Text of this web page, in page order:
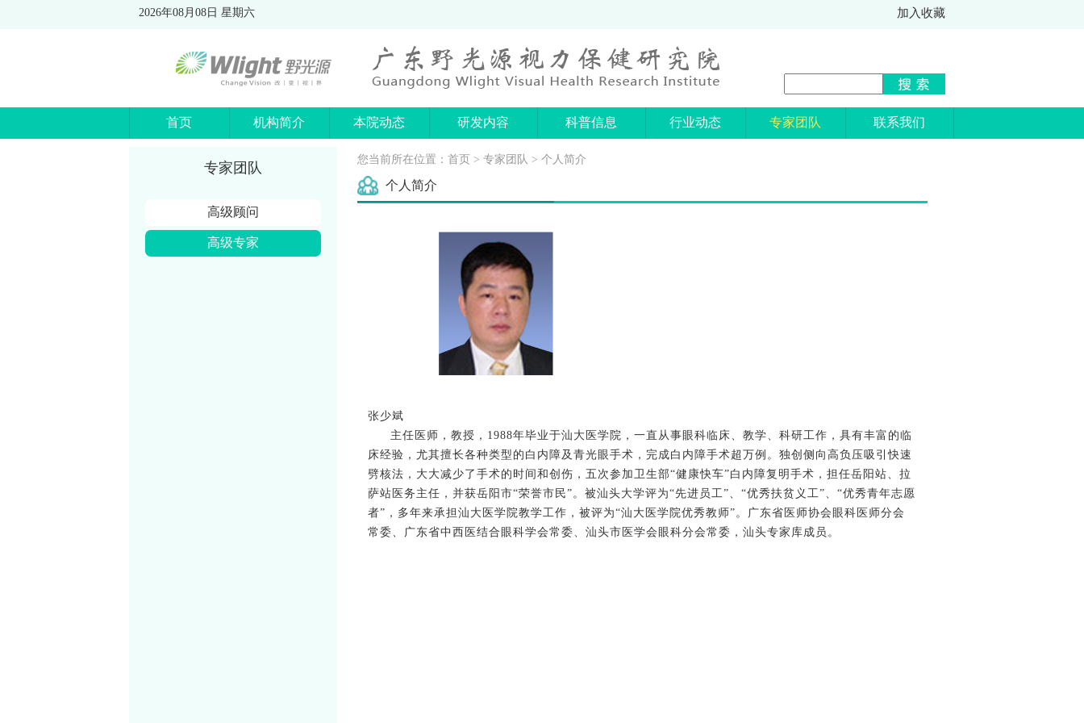
2026年08月08日 星期六 加入收藏
首页 机构简介 本院动态 研发内容 科普信息 行业动态 专家团队 联系我们
专家团队
高级顾问
高级专家
您当前所在位置： 首页 > 专家团队 > 个人简介
个人简介
张少斌
主任医师，教授，1988年毕业于汕大医学院，一直从事眼科临床、教学、科研工作，具有丰富的临
床经验，尤其擅长各种类型的白内障及青光眼手术，完成白内障手术超万例。独创侧向高负压吸引快速
劈核法，大大减少了手术的时间和创伤，五次参加卫生部“健康快车”白内障复明手术，担任岳阳站、拉
萨站医务主任，并获岳阳市“荣誉市民”。被汕头大学评为“先进员工”、“优秀扶贫义工”、“优秀青年志愿
者”，多年来承担汕大医学院教学工作，被评为“汕大医学院优秀教师”。广东省医师协会眼科医师分会
常委、广东省中西医结合眼科学会常委、汕头市医学会眼科分会常委，汕头专家库成员。